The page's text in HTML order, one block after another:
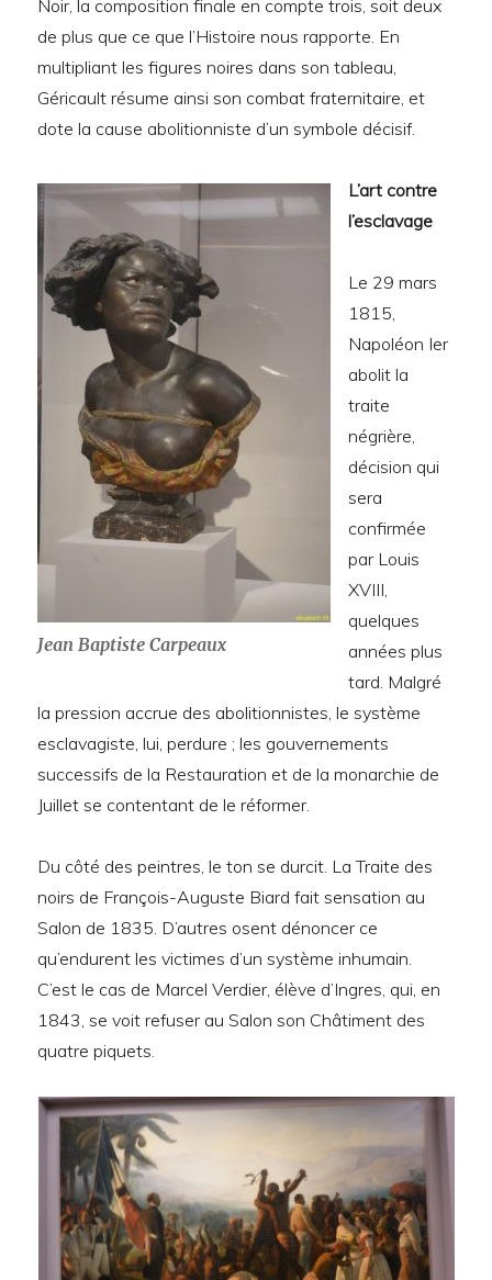
Noir, la composition finale en compte trois, soit deux
de plus que ce que l’Histoire nous rapporte. En
multipliant les figures noires dans son tableau,
Géricault résume ainsi son combat fraternitaire, et
dote la cause abolitionniste d’un symbole décisif.
Jean Baptiste Carpeaux
L’art contre
l’esclavage
Le 29 mars
1815,
Napoléon Ier
abolit la
traite
négrière,
décision qui
sera
confirmée
par Louis
XVIII,
quelques
années plus
tard. Malgré
la pression accrue des abolitionnistes, le système
esclavagiste, lui, perdure ; les gouvernements
successifs de la Restauration et de la monarchie de
Juillet se contentant de le réformer.
Du côté des peintres, le ton se durcit. La Traite des
noirs de François-Auguste Biard fait sensation au
Salon de 1835. D’autres osent dénoncer ce
qu’endurent les victimes d’un système inhumain.
C’est le cas de Marcel Verdier, élève d’Ingres, qui, en
1843, se voit refuser au Salon son Châtiment des
quatre piquets.